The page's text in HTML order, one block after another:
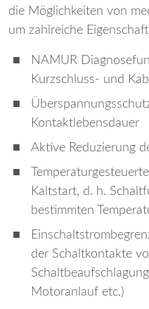
die Möglichkeiten von
um zahlreiche
NAMUR
Kurzschluss- und
Kontaktlebensdauer
Aktive Reduzierung
Kaltstart, d. h.
bestimmten
der Schaltkontakte
Motoranlauf etc.)